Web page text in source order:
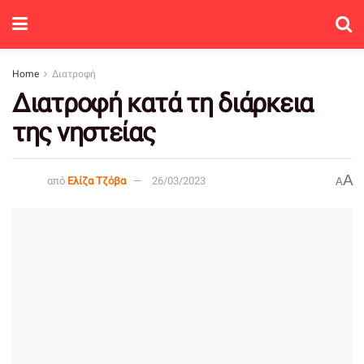
Home Διατροφή
Διατροφή κατά τη διάρκεια
της νηστείας
από Ελίζα Τζόβα 26/03/2023 AA